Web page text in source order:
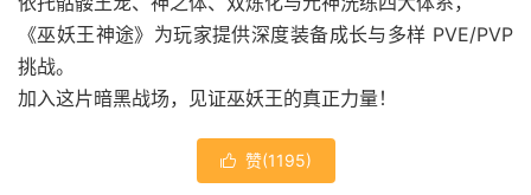
《巫妖王神途》为玩家提供深度装备成长与多样 PVE/PVP
挑战。
加入这片暗黑战场，见证巫妖王的真正力量！
 赞(1195)